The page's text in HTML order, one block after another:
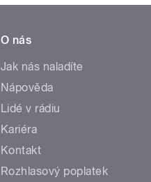
O nás
Jak nás naladíte
Nápověda
Lidé v rádiu
Kariéra
Kontakt
Rozhlasový poplatek